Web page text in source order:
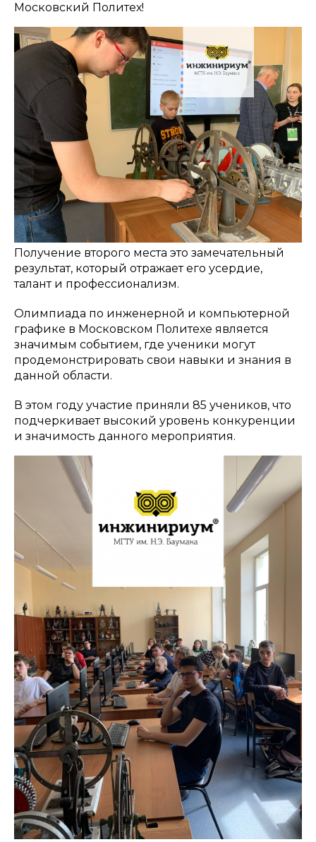
Московский Политех!
Получение второго места это замечательный
результат, который отражает его усердие,
талант и профессионализм.
Олимпиада по инженерной и компьютерной
графике в Московском Политехе является
значимым событием, где ученики могут
продемонстрировать свои навыки и знания в
данной области.
В этом году участие приняли 85 учеников, что
подчеркивает высокий уровень конкуренции
и значимость данного мероприятия.